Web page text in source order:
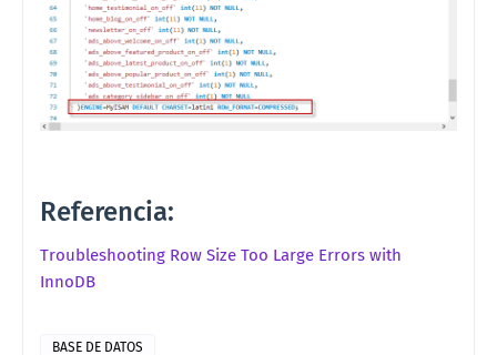
Referencia:
Troubleshooting Row Size Too Large Errors with
InnoDB
BASE DE DATOS